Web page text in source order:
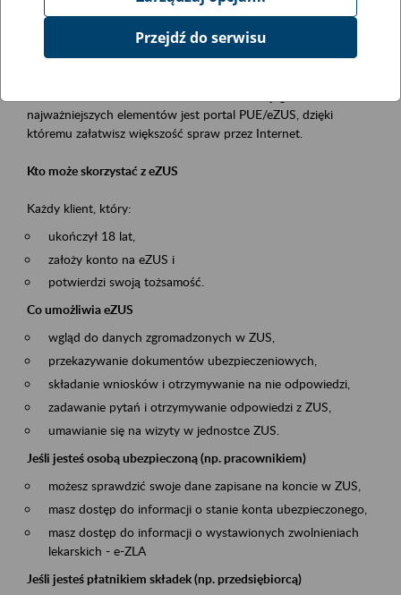
Opis wydarzenia
Platforma Usług Elektronicznych ZUS eZUS
najważniejszych elementów jest portal PUE/eZUS, dzięki
któremu załatwisz większość spraw przez Internet.
Kto może skorzystać z eZUS
Każdy klient, który:
ukończył 18 lat,
założy konto na eZUS i
potwierdzi swoją tożsamość.
Co umożliwia eZUS
wgląd do danych zgromadzonych w ZUS,
przekazywanie dokumentów ubezpieczeniowych,
składanie wniosków i otrzymywanie na nie odpowiedzi,
zadawanie pytań i otrzymywanie odpowiedzi z ZUS,
umawianie się na wizyty w jednostce ZUS.
Jeśli jesteś osobą ubezpieczoną (np. pracownikiem)
możesz sprawdzić swoje dane zapisane na koncie w ZUS,
masz dostęp do informacji o stanie konta ubezpieczonego,
masz dostęp do informacji o wystawionych zwolnieniach
lekarskich - e-ZLA
Jeśli jesteś płatnikiem składek (np. przedsiębiorcą)
Przejdź do serwisu